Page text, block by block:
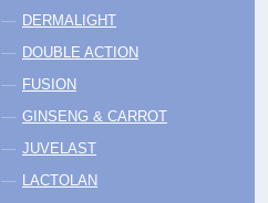
DERMALIGHT
DOUBLE ACTION
FUSION
GINSENG & CARROT
JUVELAST
LACTOLAN